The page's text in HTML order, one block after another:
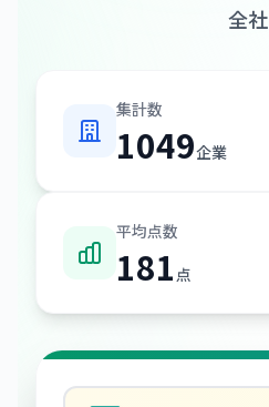
全社
集計数
1049企業
平均点数
181 点